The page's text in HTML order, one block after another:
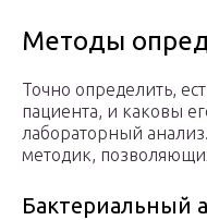
Методы
Точно определить,
пациента, и каковы
лабораторный
методик,
Бактериальный